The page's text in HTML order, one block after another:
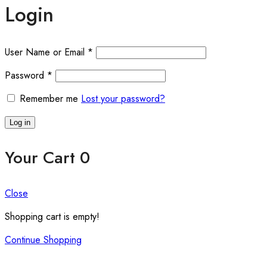
Login
User Name or Email *
Password *
Remember me Lost your password?
Log in
Your Cart 0
Close
Shopping cart is empty!
Continue Shopping